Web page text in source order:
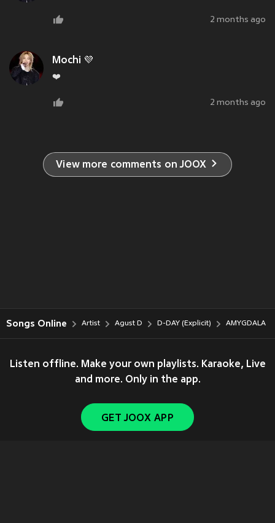
2 months ago
Mochi 💜
❤️
2 months ago
View more comments on JOOX
Songs Online Artist Agust D D-DAY (Explicit) AMYGDALA
Listen offline. Make your own playlists. Karaoke, Live
and more. Only in the app.
GET JOOX APP